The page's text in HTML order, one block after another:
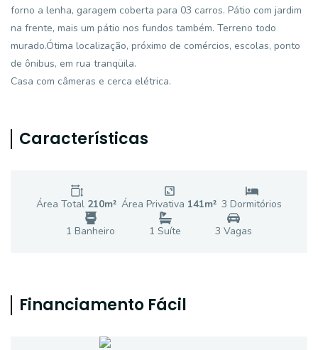
forno a lenha, garagem coberta para 03 carros. Pátio com jardim
na frente, mais um pátio nos fundos também. Terreno todo
murado.Ótima localização, próximo de comércios, escolas, ponto
de ônibus, em rua tranqüila.
Casa com câmeras e cerca elétrica.
Características
Área Total 210m² Área Privativa 141m² 3 Dormitórios
1 Banheiro 1 Suíte 3 Vagas
Financiamento Fácil